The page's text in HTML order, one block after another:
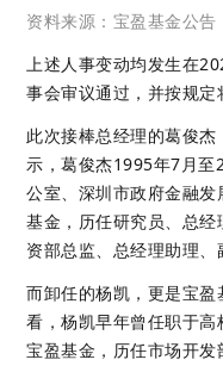
资料来源：宝盈基金公告
上述人事变动均发生在
事会审议通过，并按规定
此次接棒总经理的葛俊杰
示，葛俊杰1995年7月至
公室、深圳市政府金融
基金，历任研究员、总
资部总监、总经理助理、
而卸任的杨凯，更是宝盈
看，杨凯早年曾任职于
宝盈基金，历任市场开发